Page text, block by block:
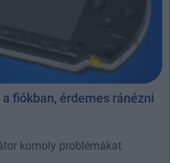
fiókban, érdemes ránézni
komoly problémákat